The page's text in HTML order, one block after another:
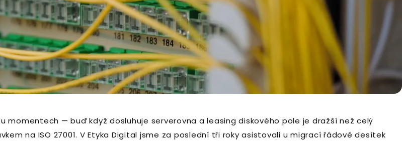
momentech — buď když dosluhuje serverovna a leasing diskového pole je dražší než celý
na ISO 27001. V Etyka Digital jsme za poslední tři roky asistovali u migrací řádově desítek